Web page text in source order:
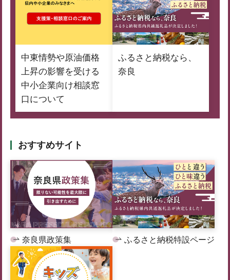
中東情勢や原油価格
上昇の影響を受ける
中小企業向け相談窓
口について
ふるさと納税なら、
奈良
おすすめサイト
奈良県政策集 ふるさと納税特設ページ